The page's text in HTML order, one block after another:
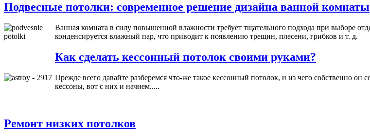
Подвесные потолки: современное решение дизайна ванной комнаты
Ванная комната в силу повышенной влажности требует тщательного подхода при выборе
конденсируется влажный пар, что приводит к появлению трещин, плесени, грибков и т. д.
Как сделать кессонный потолок своими руками?
Прежде всего давайте разберемся что-же такое кессонный потолок, и из чего собственно
кессоны, вот с них и начнем.....
Ремонт низких потолков